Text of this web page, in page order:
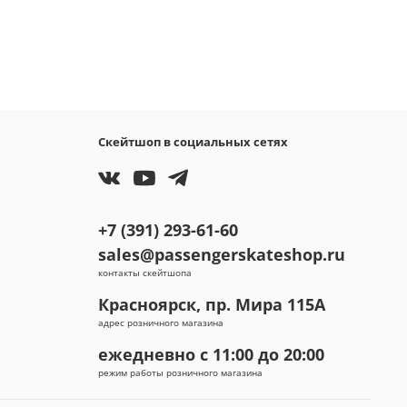
Скейтшоп в социальных сетях
+7 (391) 293-61-60
sales@passengerskateshop.ru
контакты скейтшопа
Красноярск, пр. Мира 115А
адрес розничного магазина
ежедневно с 11:00 до 20:00
режим работы розничного магазина